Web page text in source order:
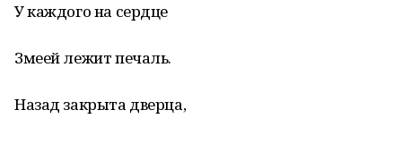
У каждого на сердце
Змеей лежит печаль.
Назад закрыта дверца,